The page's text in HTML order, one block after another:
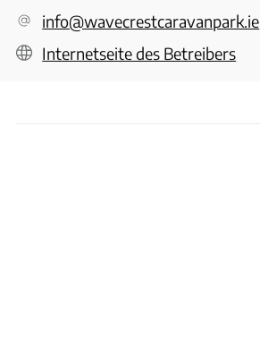
info@wavecrestcaravanpark.ie
Internetseite des Betreibers